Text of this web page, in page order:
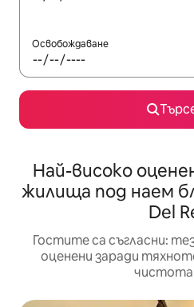
Освобождаване
Най-високо
жилища под наем
Del
Гостите са съгласни:
оценени заради
чистота